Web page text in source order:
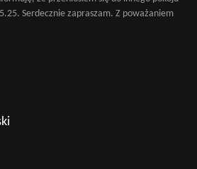
Serdecznie zapraszam. Z poważaniem